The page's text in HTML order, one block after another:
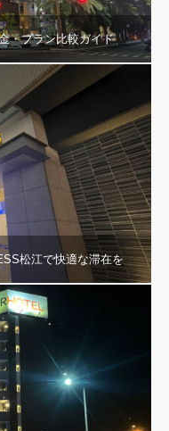
・プラン比較ガイド
松江で快適な滞在を